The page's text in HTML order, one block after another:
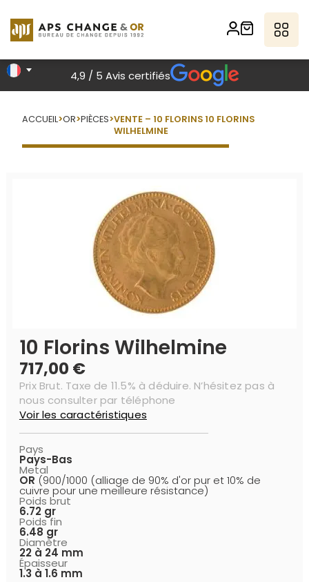
4,9 / 5 Avis certifiés
ACCUEIL>OR>PIÈCES>VENTE – 10 FLORINS 10 FLORINS
WILHELMINE
10 Florins Wilhelmine
717,00 €
Prix Brut. Taxe de 11.5% à déduire. N’hésitez pas à
nous consulter par téléphone
Voir les caractéristiques
Pays
Pays-Bas
Metal
OR (900/1000 (alliage de 90% d'or pur et 10% de
cuivre pour une meilleure résistance)
Poids brut
6.72 gr
Poids fin
6.48 gr
Diamètre
22 à 24 mm
Épaisseur
1.3 à 1.6 mm